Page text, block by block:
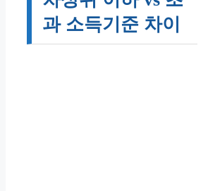
과 소득기준 차이